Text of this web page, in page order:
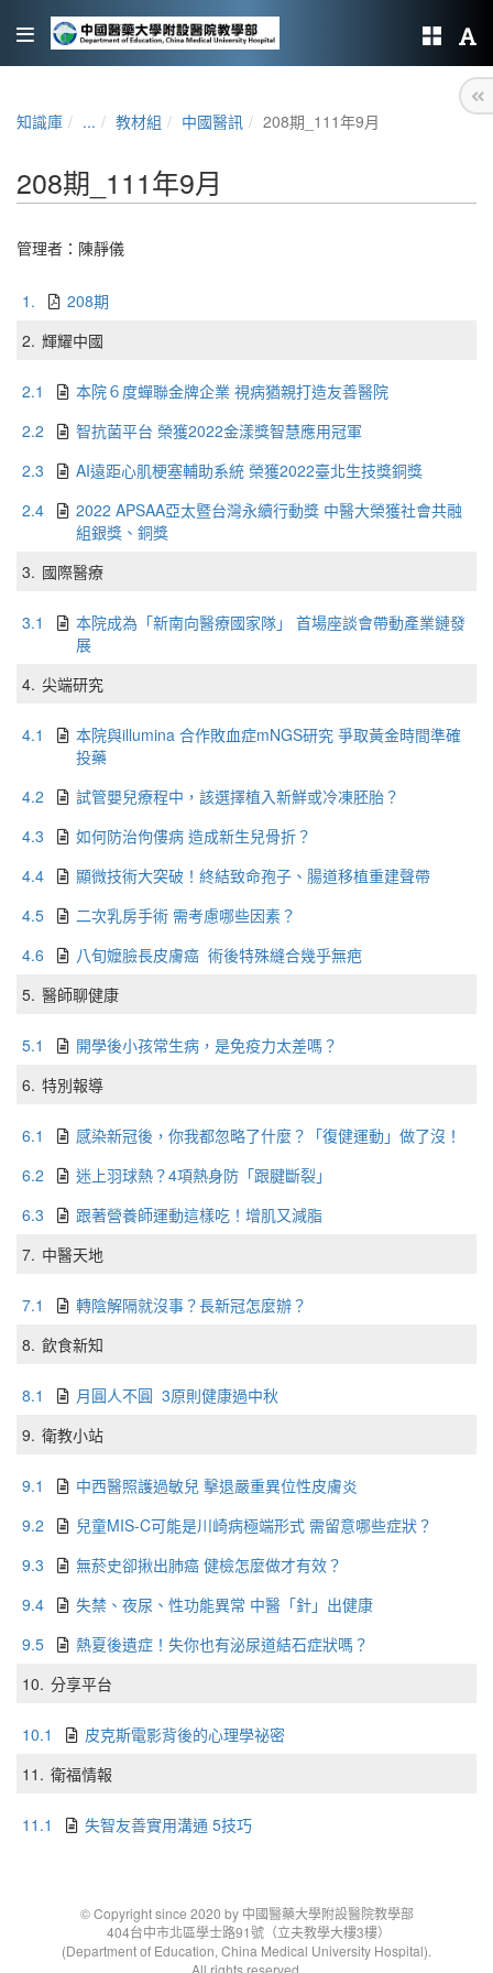
知識庫 ... 教材組 中國醫訊 208期_111年9月
208期_111年9月
管理者： 陳靜儀
1.
208期
2. 輝耀中國
2.1
本院６度蟬聯金牌企業 視病猶親打造友善醫院
2.2
智抗菌平台 榮獲2022金漾獎智慧應用冠軍
2.3
AI遠距心肌梗塞輔助系統 榮獲2022臺北生技獎銅獎
2.4
2022 APSAA亞太暨台灣永續行動獎 中醫大榮獲社會共融
組銀獎、銅獎
3. 國際醫療
3.1
本院成為「新南向醫療國家隊」 首場座談會帶動產業鏈發
展
4. 尖端研究
4.1
本院與illumina 合作敗血症mNGS研究 爭取黃金時間準確
投藥
4.2
試管嬰兒療程中，該選擇植入新鮮或冷凍胚胎？
4.3
如何防治佝僂病 造成新生兒骨折？
4.4
顯微技術大突破！終結致命孢子、腸道移植重建聲帶
4.5
二次乳房手術 需考慮哪些因素？
4.6
八旬嬤臉長皮膚癌 術後特殊縫合幾乎無疤
5. 醫師聊健康
5.1
開學後小孩常生病，是免疫力太差嗎？
6. 特別報導
6.1
感染新冠後，你我都忽略了什麼？「復健運動」做了沒！
6.2
迷上羽球熱？4項熱身防「跟腱斷裂」
6.3
跟著營養師運動這樣吃！增肌又減脂
7. 中醫天地
7.1
轉陰解隔就沒事？長新冠怎麼辦？
8. 飲食新知
8.1
月圓人不圓 3原則健康過中秋
9. 衛教小站
9.1
中西醫照護過敏兒 擊退嚴重異位性皮膚炎
9.2
兒童MIS-C可能是川崎病極端形式 需留意哪些症狀？
9.3
無菸史卻揪出肺癌 健檢怎麼做才有效？
9.4
失禁、夜尿、性功能異常 中醫「針」出健康
9.5
熱夏後遺症！失你也有泌尿道結石症狀嗎？
10. 分享平台
10.1
皮克斯電影背後的心理學祕密
11. 衛福情報
11.1 失智友善實用溝通 5技巧
© Copyright since 2020 by 中國醫藥大學附設醫院教學部
404台中市北區學士路91號（立夫教學大樓3樓）
(Department of Education, China Medical University Hospital).
All rights reserved.